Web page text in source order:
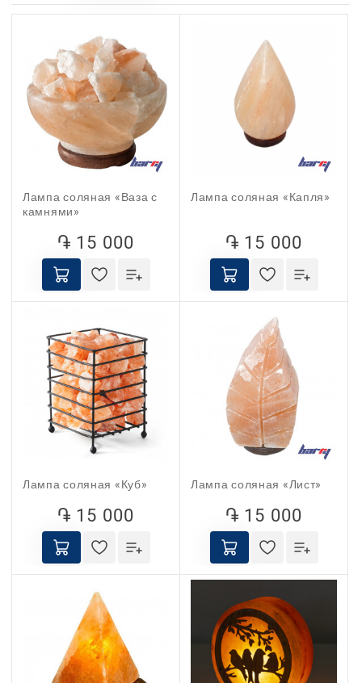
Лампа соляная «Ваза с
камнями»
֏ 15 000
Лампа соляная «Капля»
֏ 15 000
Лампа соляная «Куб»
֏ 15 000
Лампа соляная «Лист»
֏ 15 000